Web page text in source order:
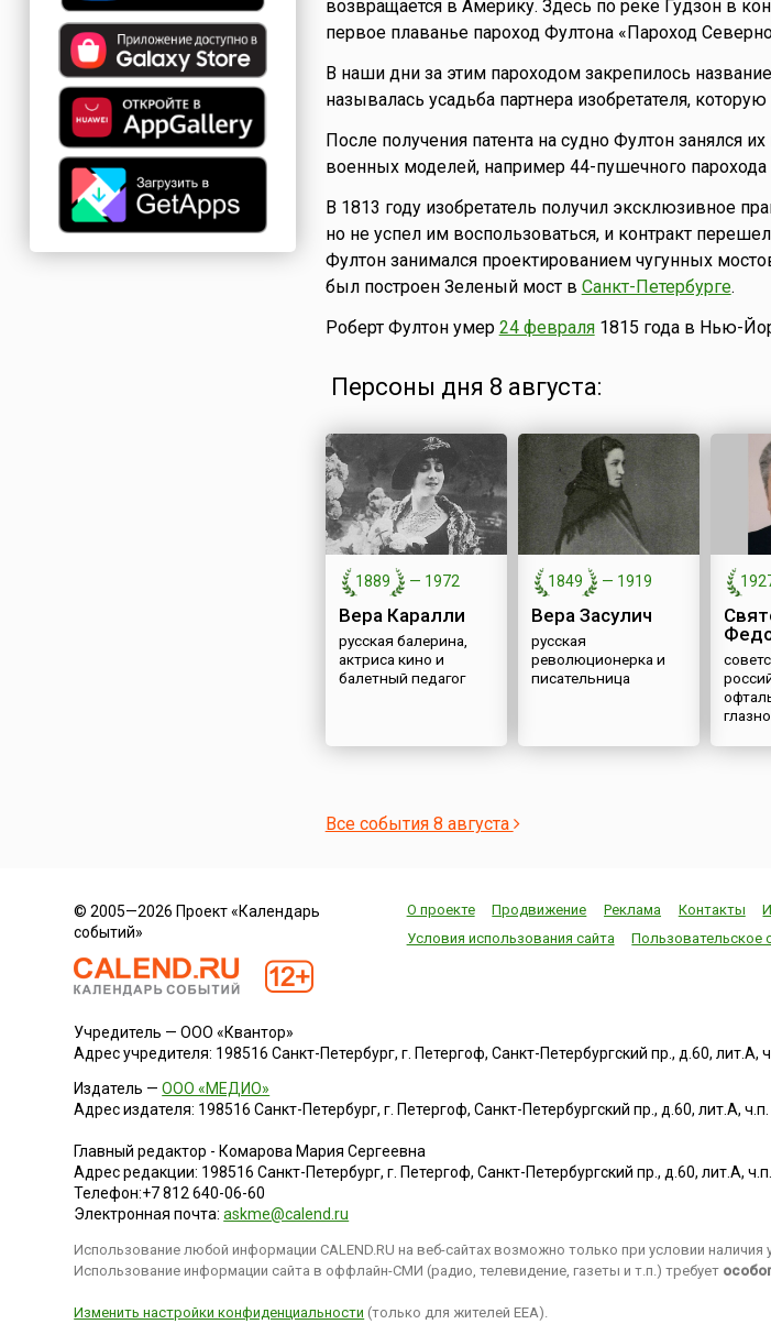
возвращается в Америку. Здесь по реке Гудзон в
первое плаванье пароход Фултона «Пароход
В наши дни за этим пароходом закрепилось
называлась усадьба партнера изобретателя,
После получения патента на судно Фултон занялся
военных моделей, например 44-пушечного
В 1813 году изобретатель получил эксклюзивное
но не успел им воспользоваться, и контракт
Фултон занимался проектированием чугунных
был построен Зеленый мост в Санкт-Петербурге.
Роберт Фултон умер 24 февраля1815 года в Нью-
Персоны дня 8 августа:
1889 — 1972
Вера Каралли
русская балерина,
актриса кино и
балетный педагог
1849 — 1919
Вера Засулич
русская
революционерка и
писательница
Все события 8 августа
© 2005—2026 Проект «Календарь
событий»
О проекте Продвижение Реклама Контакты
Условия использования сайта
Пользовательское
Учредитель — ООО «Квантор»
Адрес учредителя: 198516 Санкт-Петербург, г. Петергоф, Санкт-Петербургский пр., д.60, лит.А,
Издатель —ООО «МЕДИО»
Адрес издателя: 198516 Санкт-Петербург, г. Петергоф, Санкт-Петербургский пр., д.60, лит.А,
Главный редактор - Комарова Мария Сергеевна
Адрес редакции: 198516 Санкт-Петербург, г. Петергоф,Санкт-Петербургский пр., д.60, лит.А,
Телефон:+7 812 640-06-60
Электронная почта:askme@calend.ru
Использование любой информации CALEND.RU на веб-сайтах возможно только при условии
Использование информации сайта в оффлайн-СМИ (радио, телевидение, газеты и т.п.) требует
Изменить настройки конфиденциальности (только для жителей EEA).